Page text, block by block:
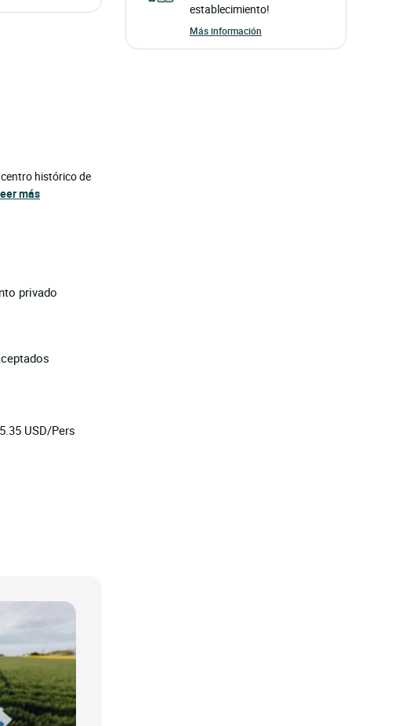
histórico de
más
privado
USD/Pers
establecimiento!
Más información